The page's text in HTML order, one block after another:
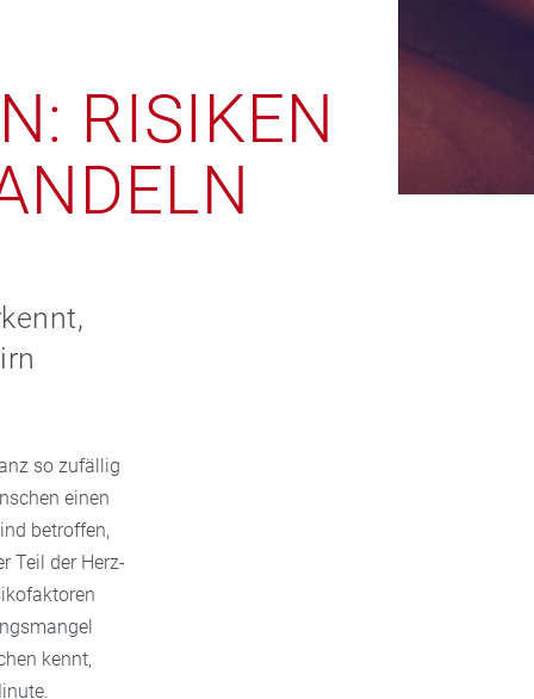
RISIKEN
so zufällig
einen
betroffen,
Teil der Herz-
kennt,